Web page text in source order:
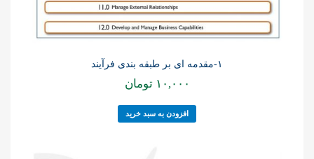
۱-مقدمه ای بر طبقه بندی فرآیند
۱۰,۰۰۰ تومان
افزودن به سبد خرید